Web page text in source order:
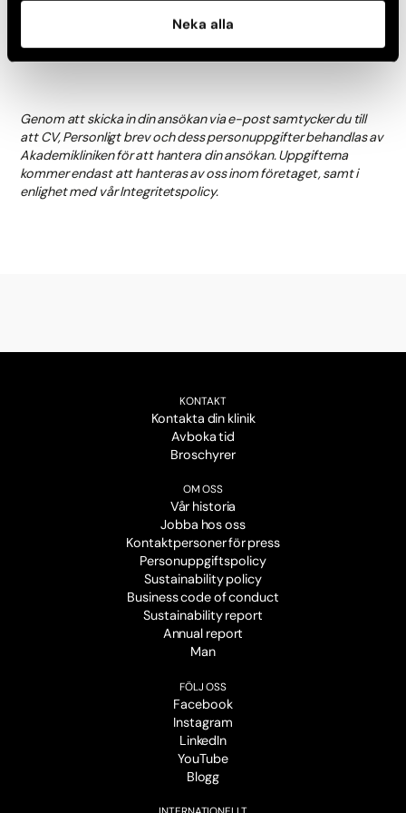
Neka alla
gärna din ansökan snarast möjligt.
Genom att skicka in din ansökan via e-post samtycker du till
att CV, Personligt brev och dess personuppgifter behandlas av
Akademikliniken för att hantera din ansökan. Uppgifterna
kommer endast att hanteras av oss inom företaget, samt i
enlighet med vår Integritetspolicy.
KONTAKT
Kontakta din klinik
Avboka tid
Broschyrer
OM OSS
Vår historia
Jobba hos oss
Kontaktpersoner för press
Personuppgiftspolicy
Sustainability policy
Business code of conduct
Sustainability report
Annual report
Man
FÖLJ OSS
Facebook
Instagram
LinkedIn
YouTube
Blogg